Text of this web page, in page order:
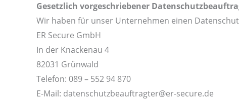
Gesetzlich vorgeschriebener
Wir haben für unser Unternehmen einen
ER Secure GmbH
In der Knackenau 4
82031 Grünwald
Telefon: 089 – 552 94 870
E-Mail: datenschutzbeauftragter@er-secure.de